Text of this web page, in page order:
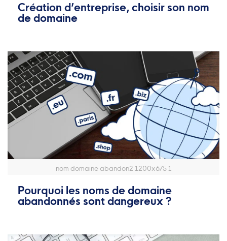
Création d’entreprise, choisir son nom
de domaine
nom domaine abandon2 1200x675 1
Pourquoi les noms de domaine
abandonnés sont dangereux ?